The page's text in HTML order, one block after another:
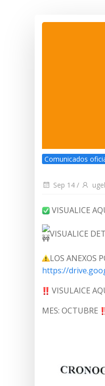
Comunicados
Sep 14 /
VISUALICE
VISUALICE
LOS ANEXOS
https://
VISULAICE
MES: OCTUBRE